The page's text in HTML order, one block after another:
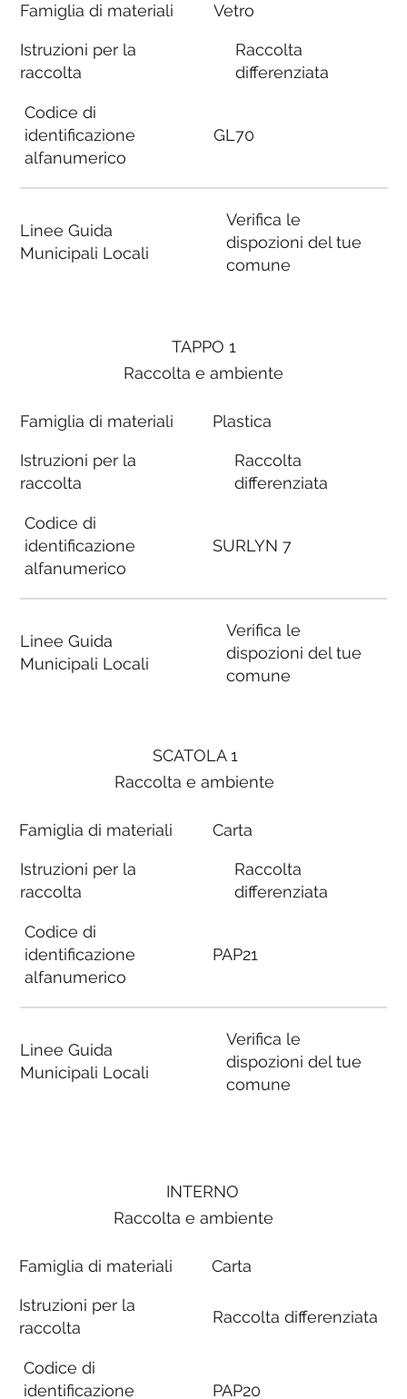
Famiglia di materiali
Istruzioni per la
raccolta
Codice di
identificazione
alfanumerico
Linee Guida
Municipali Locali
Vetro
Raccolta
differenziata
GL70
Verifica le
dispozioni del tue
comune
SCATOLA 1
Raccolta e ambiente
Famiglia di materiali
Istruzioni per la
raccolta
Codice di
identificazione
alfanumerico
Linee Guida
Municipali Locali
Carta
Raccolta
differenziata
PAP21
Verifica le
dispozioni del tue
comune
TAPPO 1
Raccolta e ambiente
Famiglia di materiali
Istruzioni per la
raccolta
Codice di
identificazione
alfanumerico
Linee Guida
Municipali Locali
Plastica
Raccolta
differenziata
SURLYN 7
Verifica le
dispozioni del tue
comune
INTERNO
Raccolta e ambiente
Famiglia di materiali
Istruzioni per la
raccolta
Codice di
identificazione
Carta
Raccolta differenziata
PAP20